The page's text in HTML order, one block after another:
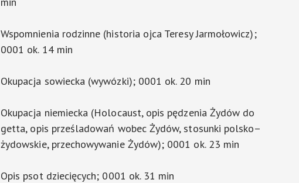
Wspomnienia rodzinne (historia ojca Teresy Jarmołowicz);
0001 ok. 14 min
Okupacja sowiecka (wywózki); 0001 ok. 20 min
Okupacja niemiecka (Holocaust, opis pędzenia Żydów do
getta, opis prześladowań wobec Żydów, stosunki polsko–
żydowskie, przechowywanie Żydów); 0001 ok. 23 min
Opis psot dziecięcych; 0001 ok. 31 min